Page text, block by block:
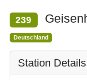
239
Deutschland
Station Details